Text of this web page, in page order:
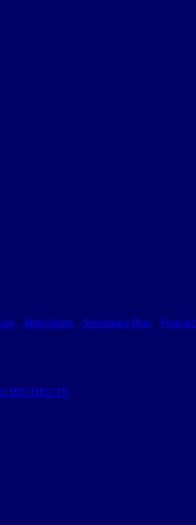
⋅ Mitschnitte ⋅ Streaming-Plan ⋅ Podcast
BIS HEUTE